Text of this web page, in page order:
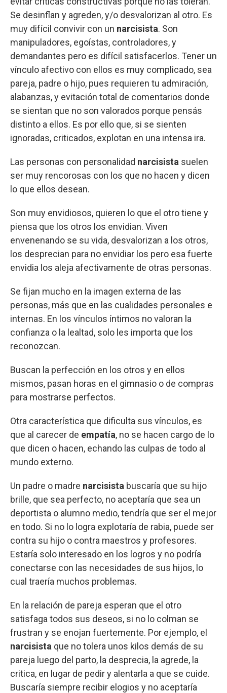
Se desinflan y agreden, y/o desvalorizan al otro. Es
muy difícil convivir con un narcisista. Son
manipuladores, egoístas, controladores, y
demandantes pero es difícil satisfacerlos. Tener un
vínculo afectivo con ellos es muy complicado, sea
pareja, padre o hijo, pues requieren tu admiración,
alabanzas, y evitación total de comentarios donde
se sientan que no son valorados porque pensás
distinto a ellos. Es por ello que, si se sienten
ignoradas, criticados, explotan en una intensa ira.
Las personas con personalidad narcisista suelen
ser muy rencorosas con los que no hacen y dicen
lo que ellos desean.
Son muy envidiosos, quieren lo que el otro tiene y
piensa que los otros los envidian. Viven
envenenando se su vida, desvalorizan a los otros,
los desprecian para no envidiar los pero esa fuerte
envidia los aleja afectivamente de otras personas.
Se fijan mucho en la imagen externa de las
personas, más que en las cualidades personales e
internas. En los vínculos íntimos no valoran la
confianza o la lealtad, solo les importa que los
reconozcan.
Buscan la perfección en los otros y en ellos
mismos, pasan horas en el gimnasio o de compras
para mostrarse perfectos.
Otra característica que dificulta sus vínculos, es
que al carecer de empatía, no se hacen cargo de lo
que dicen o hacen, echando las culpas de todo al
mundo externo.
Un padre o madre narcisista buscaría que su hijo
brille, que sea perfecto, no aceptaría que sea un
deportista o alumno medio, tendría que ser el mejor
en todo. Si no lo logra explotaría de rabia, puede ser
contra su hijo o contra maestros y profesores.
Estaría solo interesado en los logros y no podría
conectarse con las necesidades de sus hijos, lo
cual traería muchos problemas.
En la relación de pareja esperan que el otro
satisfaga todos sus deseos, si no lo colman se
frustran y se enojan fuertemente. Por ejemplo, el
narcisista que no tolera unos kilos demás de su
pareja luego del parto, la desprecia, la agrede, la
critica, en lugar de pedir y alentarla a que se cuide.
Buscaría siempre recibir elogios y no aceptaría